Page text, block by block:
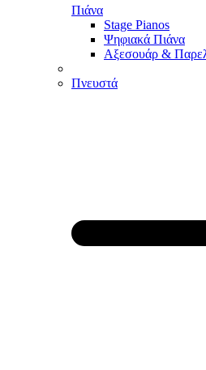
Πιάνα
Stage Pianos
Ψηφιακά Πιάνα
Αξεσουάρ &
Πνευστά